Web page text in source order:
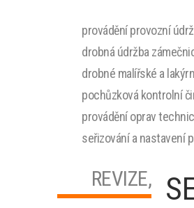
provádění provozní
drobná údržba
drobné malířské a
pochůzková kontrolní
provádění oprav
seřizování a nastavení
REVIZE,